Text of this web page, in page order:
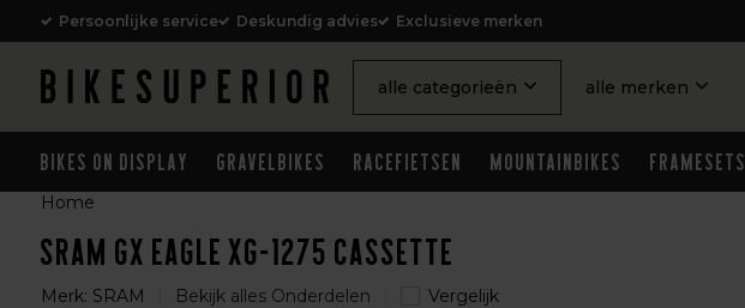
Persoonlijke service Deskundig advies Exclusieve merken
alle categorieën alle merken
Bikes on Display Gravelbikes Racefietsen Mountainbikes Framesets
Home
Sram GX Eagle XG-1275 Cassette
Merk: SRAM Bekijk alles Onderdelen Vergelijk